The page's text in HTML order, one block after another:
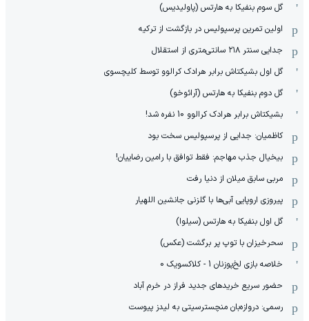
گل سوم بنفیکا به هارتس (پاولیدیس)
اولین تمرین پرسپولیس در بازگشت از ترکیه
جدایی سنتر ۲۱۸ سانتی‌متری از استقلال
گل اول بشیکتاش برابر هرادک کرالوو توسط کلیچسوی
گل دوم بنفیکا به هارتس (آرائوخو)
بشیکتاش برابر هرادک کرالوو 10 نفره شد!
کاظمیان: جدایی از پرسپولیس سخت بود
بیخیال جذب مهاجم: فقط توافق با رامین رضاییان!
مربی سابق میلان از دنیا رفت
پیروزی اروپایی آبی‌ها با گلزنی جانشین اللهیار
گل اول بنفیکا به هارتس (سیلوا)
سحرخیزان با توپ پر برگشت (عکس)
خلاصه بازی لخ‌پوزنان 1 - کلاکسویک 0
حضور سریع خریدهای جدید فراز در خرم آباد
رسمی: دروازه‌بان منچسترسیتی به لیدز پیوست